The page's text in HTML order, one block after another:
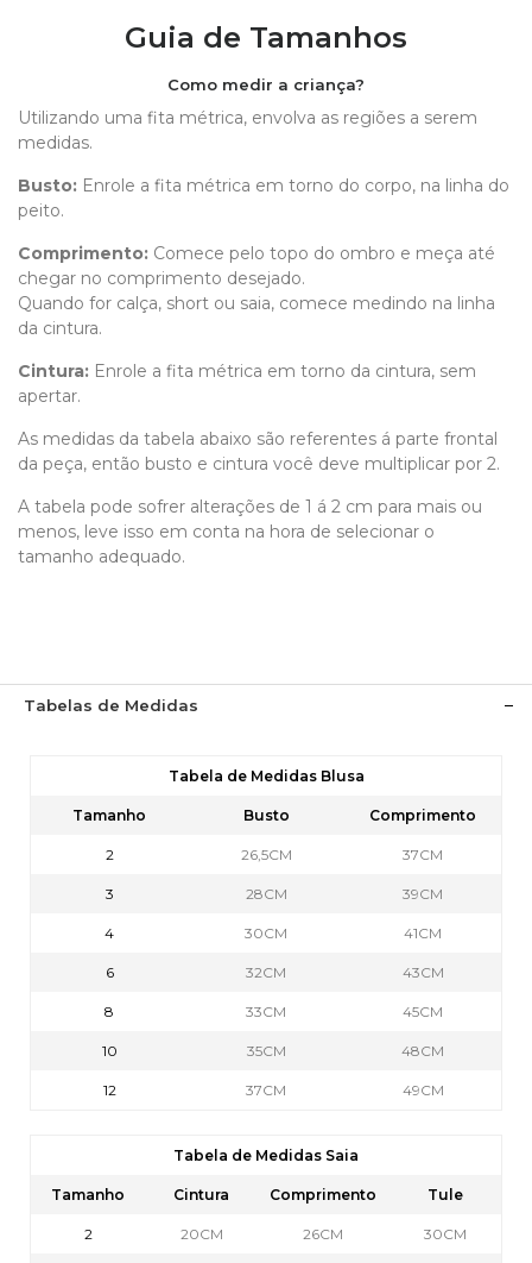
Guia de Tamanhos
Como medir a criança?
Utilizando uma fita métrica, envolva as regiões a serem
medidas.
Busto: Enrole a fita métrica em torno do corpo, na linha do
peito.
Comprimento: Comece pelo topo do ombro e meça até
chegar no comprimento desejado.
Quando for calça, short ou saia, comece medindo na linha
da cintura.
Cintura: Enrole a fita métrica em torno da cintura, sem
apertar.
As medidas da tabela abaixo são referentes á parte frontal
da peça, então busto e cintura você deve multiplicar por 2.
A tabela pode sofrer alterações de 1 á 2 cm para mais ou
menos, leve isso em conta na hora de selecionar o
tamanho adequado.
Tabelas de Medidas
Tabela de Medidas Blusa
Tamanho Busto Comprimento
2 26,5CM 37CM
3 28CM 39CM
4 30CM 41CM
6 32CM 43CM
8 33CM 45CM
10 35CM 48CM
12 37CM 49CM
Tabela de Medidas Saia
Tamanho Cintura Comprimento Tule
2 20CM 26CM 30CM